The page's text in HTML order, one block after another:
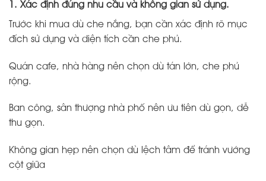
1. Xác định đúng nhu cầu và không gian sử dụng.
Trước khi mua dù che nắng, bạn cần xác định rõ mục
đích sử dụng và diện tích cần che phủ.
Quán cafe, nhà hàng nên chọn dù tán lớn, che phủ
rộng.
Ban công, sân thượng nhà phố nên ưu tiên dù gọn, dễ
thu gọn.
Không gian hẹp nên chọn dù lệch tâm để tránh vướng
cột giữa